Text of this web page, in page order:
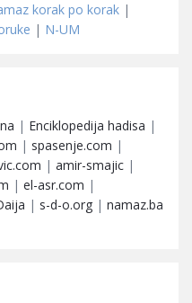
korak po korak |
| N-UM
| Enciklopedija hadisa |
| spasenje.com |
| amir-smajic |
| el-asr.com |
| s-d-o.org | namaz.ba